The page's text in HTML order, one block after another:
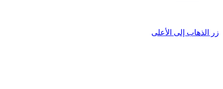
زر الذهاب إلى الأعلى